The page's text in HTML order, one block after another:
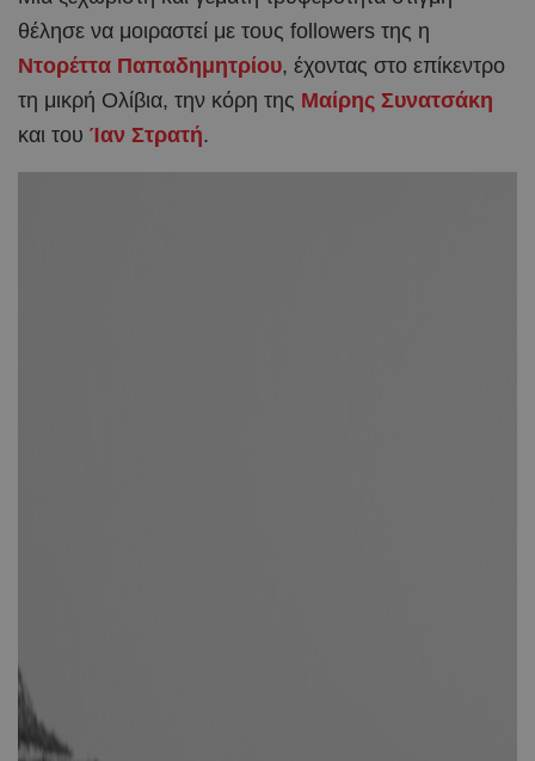
θέλησε να μοιραστεί με τους followers της η
Ντορέττα Παπαδημητρίου, έχοντας στο επίκεντρο
τη μικρή Ολίβια, την κόρη της Μαίρης Συνατσάκη
και του Ίαν Στρατή.